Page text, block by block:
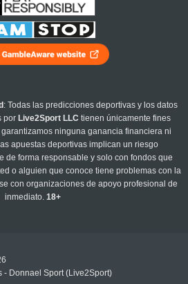
: Todas las predicciones deportivas y los datos
por Live2Sport LLC tienen únicamente fines
ninguna ganancia financiera ni
apuestas deportivas implican un riesgo
de forma responsable y solo con fondos que
o alguien que conoce tiene problemas con la
con organizaciones de apoyo profesional de
inmediato.18+
- Donnael Sport (Live2Sport)